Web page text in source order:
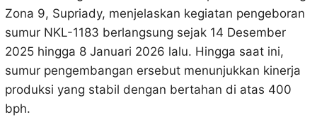
Zona 9, Supriady, menjelaskan kegiatan pengeboran
sumur NKL-1183 berlangsung sejak 14 Desember
2025 hingga 8 Januari 2026 lalu. Hingga saat ini,
sumur pengembangan ersebut menunjukkan kinerja
produksi yang stabil dengan bertahan di atas 400
bph.